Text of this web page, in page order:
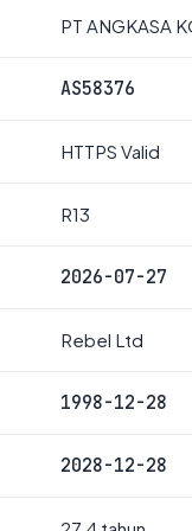
PT ANGKASA
AS58376
HTTPS Valid
R13
2026-07-27
Rebel Ltd
1998-12-28
2028-12-28